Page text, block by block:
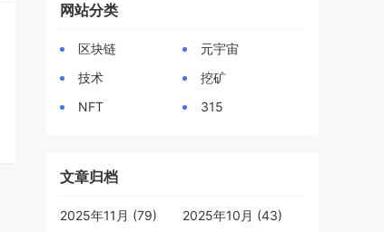
网站分类
区块链
元宇宙
技术
挖矿
NFT
315
文章归档
2025年11月 (79)
2025年10月 (43)